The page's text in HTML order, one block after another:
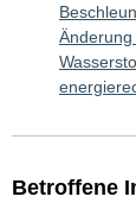
Betroffene